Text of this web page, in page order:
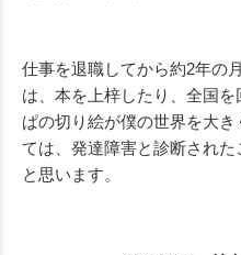
仕事を退職してから約2年の
は、本を上梓したり、全国
ぱの切り絵が僕の世界を大
ては、発達障害と診断され
と思います。